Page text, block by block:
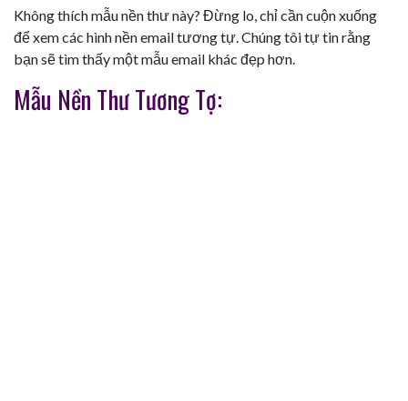
Không thích mẫu nền thư này? Đừng lo, chỉ cần cuộn xuống
để xem các hình nền email tương tự. Chúng tôi tự tin rằng
bạn sẽ tìm thấy một mẫu email khác đẹp hơn.
Mẫu Nền Thư Tương Tợ: